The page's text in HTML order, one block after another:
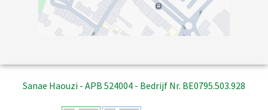
Sanae Haouzi - APB 524004 - Bedrijf Nr. BE0795.503.928